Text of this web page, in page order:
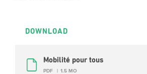
DOWNLOAD
Mobilité pour tous
PDF 1.5 MO